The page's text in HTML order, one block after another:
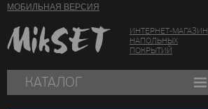
МОБИЛЬНАЯ ВЕРСИЯ
ИНТЕРНЕТ-МАГАЗИН
НАПОЛЬНЫХ
ПОКРЫТИЙ
КАТАЛОГ